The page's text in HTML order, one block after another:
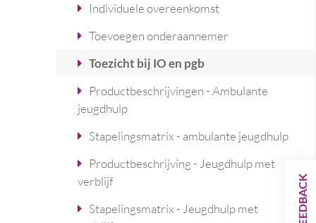
Individuele overeenkomst
Toevoegen onderaannemer
Toezicht bij IO en pgb
Productbeschrijvingen - Ambulante
jeugdhulp
Stapelingsmatrix - ambulante jeugdhulp
Productbeschrijving - Jeugdhulp met
verblijf
Stapelingsmatrix - Jeugdhulp met
FEEDBACK